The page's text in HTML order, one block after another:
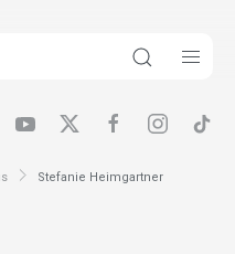
Stefanie Heimgartner